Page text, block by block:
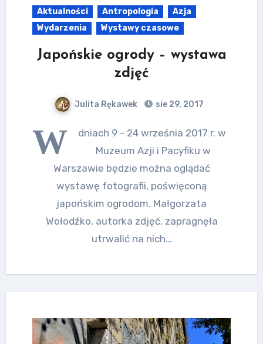
Aktualności Antropologia
Azja
Wydarzenia
Wystawy czasowe
Japońskie ogrody – wystawa
zdjęć
Julita Rękawek sie 29, 2017
W
dniach 9 - 24 września 2017 r. w
Muzeum Azji i Pacyfiku w
Warszawie będzie można oglądać
wystawę fotografii, poświęconą
japońskim ogrodom. Małgorzata
Wołodźko, autorka zdjęć, zapragnęła
utrwalić na nich…